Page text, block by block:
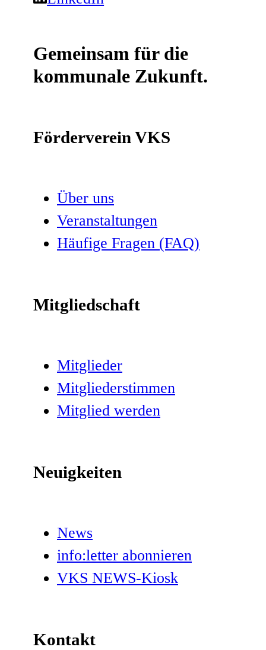
Gemeinsam für die
kommunale Zukunft.
Förderverein VKS
Über uns
Veranstaltungen
Häufige Fragen (FAQ)
Mitgliedschaft
Mitglieder
Mitgliederstimmen
Mitglied werden
Neuigkeiten
News
info:letter abonnieren
VKS NEWS-Kiosk
Kontakt